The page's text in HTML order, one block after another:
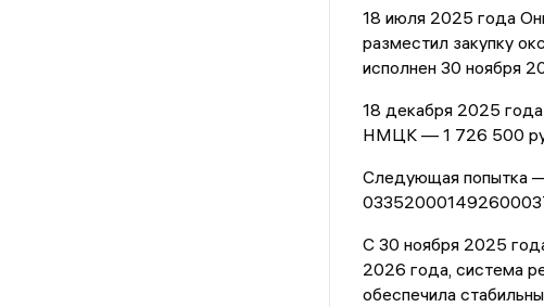
18 июля 2025 года
разместил закупку
исполнен 30 ноября
18 декабря 2025
НМЦК — 1 726 500
Следующая попытка
С 30 ноября 2025
2026 года, система
обеспечила